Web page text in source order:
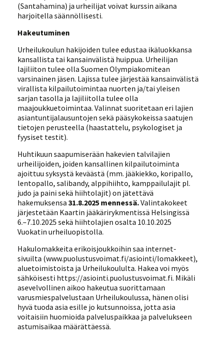
(Santahamina) ja urheilijat voivat kurssin aikana
harjoitella säännöllisesti.
Hakeutuminen
Urheilukoulun hakijoiden tulee edustaa ikäluokkansa
kansallista tai kansainvälistä huippua. Urheilijan
lajiliiton tulee olla Suomen Olympiakomitean
varsinainen jäsen. Lajissa tulee järjestää kansainvälistä
virallista kilpailutoimintaa nuorten ja/tai yleisen
sarjan tasolla ja lajiliitolla tulee olla
maajoukkuetoimintaa. Valinnat suoritetaan eri lajien
asiantuntijalausuntojen sekä pääsykokeissa saatujen
tietojen perusteella (haastattelu, psykologiset ja
fyysiset testit).
Huhtikuun saapumiserään hakevien talvilajien
urheilijoiden, joiden kansallinen kilpailutoiminta
ajoittuu syksystä keväästä (mm. jääkiekko, koripallo,
lentopallo, salibandy, alppihiihto, kamppailulajit pl.
judo ja paini sekä hiihtolajit) on jätettävä
hakemuksensa31.8.2025 mennessä.Valintakokeet
järjestetään Kaartin jääkärirykmentissä Helsingissä
6.–7.10.2025 sekä hiihtolajien osalta 10.10.2025
Vuokatin urheiluopistolla.
Hakulomakkeita erikoisjoukkoihin saa internet-
sivuilta (www.puolustusvoimat.fi/asiointi/lomakkeet),
aluetoimistoista ja Urheilukoululta. Hakea voi myös
sähköisesti https://asiointi.puolustusvoimat.fi. Mikäli
asevelvollinen aikoo hakeutua suorittamaan
varusmiespalvelustaan Urheilukoulussa, hänen olisi
hyvä tuoda asia esille jo kutsunnoissa, jotta asia
voitaisiin huomioida palveluspaikkaa ja palvelukseen
astumisaikaa määrättäessä.